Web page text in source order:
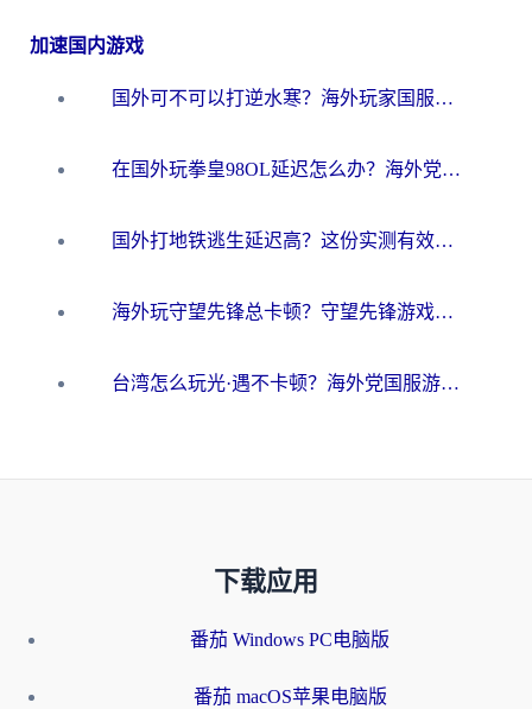
加速国内游戏
国外可不可以打逆水寒？海外玩家国服畅玩终极指南（附漫威荒野乱斗加速方案）
在国外玩拳皇98OL延迟怎么办？海外党亲测有效的低延迟指南
国外打地铁逃生延迟高？这份实测有效的低延迟指南帮你吃鸡
海外玩守望先锋总卡顿？守望先锋游戏加速器在哪里买&避坑指南（附欧洲非洲游戏实测）
台湾怎么玩光·遇不卡顿？海外党国服游戏加速终极攻略（附实测体验）
下载应用
番茄 Windows PC电脑版
番茄 macOS苹果电脑版